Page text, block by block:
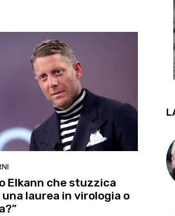
Elkann che stuzzica
una laurea in virologia o